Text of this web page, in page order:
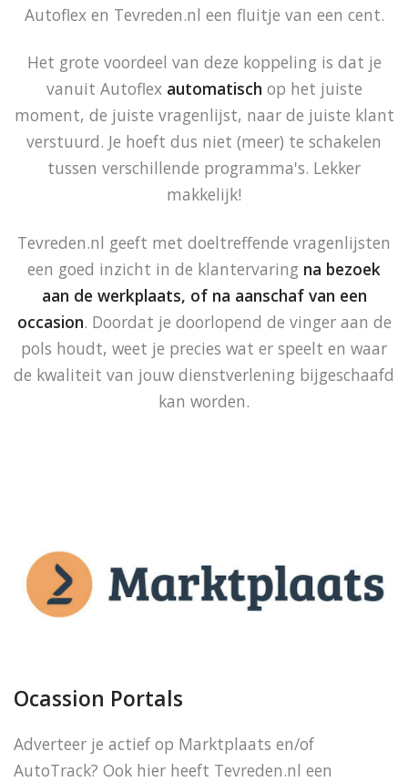
Autoflex en Tevreden.nl een fluitje van een cent.
Het grote voordeel van deze koppeling is dat je
vanuit Autoflex automatisch op het juiste
moment, de juiste vragenlijst, naar de juiste klant
verstuurd. Je hoeft dus niet (meer) te schakelen
tussen verschillende programma's. Lekker
makkelijk!
Tevreden.nl geeft met doeltreffende vragenlijsten
een goed inzicht in de klantervaring na bezoek
aan de werkplaats, of na aanschaf van een
occasion. Doordat je doorlopend de vinger aan de
pols houdt, weet je precies wat er speelt en waar
de kwaliteit van jouw dienstverlening bijgeschaafd
kan worden.
Ocassion Portals
Adverteer je actief op Marktplaats en/of
AutoTrack? Ook hier heeft Tevreden.nl een